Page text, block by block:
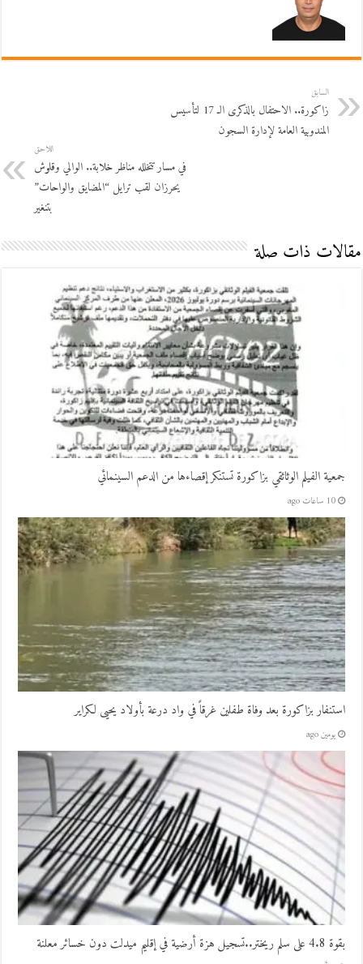
السابق
زاكورة.. الاحتفال بالذكرى الـ 17 لتأسيس
المندوبية العامة لإدارة السجون
اللاحق
في مسار تتخلله مناظر خلابة.. الوالي وقلوش
يحرزان لقب ترايل “المضايق والواحات”
بتنغير
مقالات ذات صلة
جمعية الفيلم الوثائقي بزاكورة تستنكر إقصاءها من الدعم السينمائي
10 ساعات ago
استنفار بزاكورة بعد وفاة طفلين غرقاً في واد درعة بأولاد يحيى لكراير
يومين ago
بقوة 4.8 على سلم ريختر..تسجيل هزة أرضية في إقليم ميدلت دون خسائر معلنة